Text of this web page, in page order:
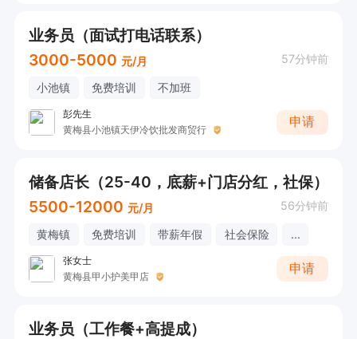
业务员（面试打电话联系）
3000-5000 元/月 57分钟前
小池镇 免费培训 不加班
彭先生
黄梅县小池镇天伊冷饮批发商贸行
申请
储备店长（25-40，底薪+门店分红，社保）
5500-12000 元/月 56分钟前
黄梅镇 免费培训 带薪年假 社会保险 ...
张女士
黄梅县甲小护美甲店
申请
业务员（工作餐+高提成）